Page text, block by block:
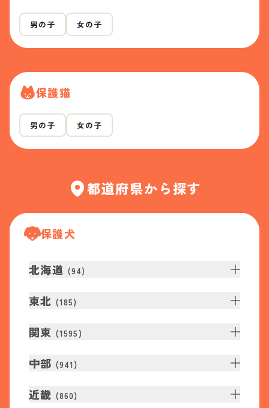
男の子 女の子
保護猫
男の子 女の子
都道府県から探す
保護犬
北海道 (94)
東北 (185)
関東 (1595 )
中部 (941 )
近畿 (860)